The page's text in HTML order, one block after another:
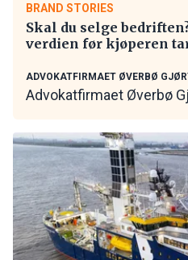
BRAND STORIES
Skal du selge
verdien før kjøperen
ADVOKATFIRMAET ØVERBØ
Advokatfirmaet Øverbø